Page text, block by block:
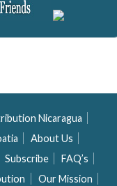
Nicaragua
About Us
Subscribe
FAQ’s
Our Mission